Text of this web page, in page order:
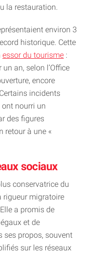
la restauration.
environ 3
historique. Cette
essor du tourisme :
un an, selon l’Office
encore
incidents
nourri un
des figures
retour à une «
sociaux
conservatrice du
rigueur migratoire
a promis de
et de
ses propos, souvent
sur les réseaux